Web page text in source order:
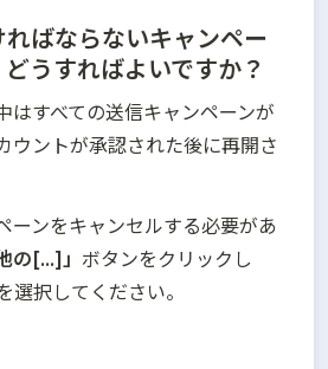
ばならないキャンペー
うすればよいですか？
はすべての送信キャンペーンが
ウントが承認された後に再開さ
ーンをキャンセルする必要があ
の[...]」 ボタンをクリックし
選択してください。